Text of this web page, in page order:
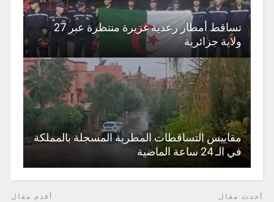
تساقط أمطار رعدية غزيرة منتظرة عبر 27
ولاية جزائرية
مقاييس التساقطات المطرية المسجلة بالمملكة
في الـ 24 ساعة الماضية
أحدث مقال أقدم مقال